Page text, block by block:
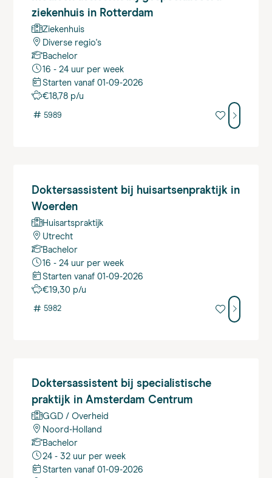
ziekenhuis in Rotterdam
Ziekenhuis
Diverse regio's
Bachelor
16 - 24 uur per week
Starten vanaf 01-09-2026
€18,78 p/u
# 5989
Doktersassistentbij huisartsenpraktijk in
Woerden
Huisartspraktijk
Utrecht
Bachelor
16 - 24 uur per week
Starten vanaf 01-09-2026
€19,30 p/u
# 5982
Doktersassistentbij specialistische
praktijk in Amsterdam Centrum
GGD / Overheid
Noord-Holland
Bachelor
24 - 32 uur per week
Starten vanaf 01-09-2026